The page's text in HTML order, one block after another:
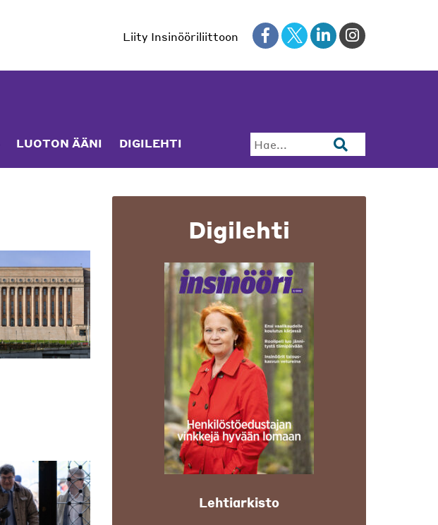
Liity Insinööriliittoon
LUOTON ÄÄNI DIGILEHTI Hae...
Digilehti
Lehtiarkisto